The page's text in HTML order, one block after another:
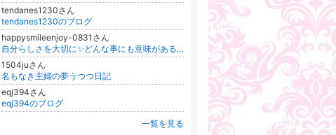
tendanes1230さん
tendanes1230のブログ
happysmileenjoy-0831さん
自分らしさを大切に✨どんな事にも意味がある事を感じていたいです❤️
1504juさん
名もなき主婦の夢うつつ日記
eqj394さん
eqj394のブログ
一覧を見る